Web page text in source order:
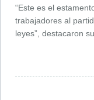
“Este es el
trabajadores al
leyes”, destacaron